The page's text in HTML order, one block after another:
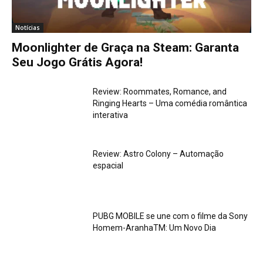
Notícias
Moonlighter de Graça na Steam: Garanta
Seu Jogo Grátis Agora!
Review: Roommates, Romance, and
Ringing Hearts – Uma comédia romântica
interativa
Review: Astro Colony – Automação
espacial
PUBG MOBILE se une com o filme da Sony
Homem-AranhaTM: Um Novo Dia